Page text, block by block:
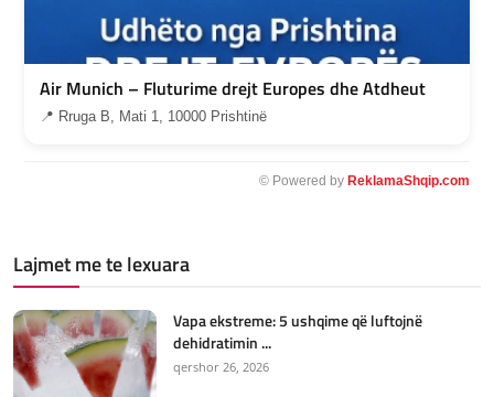
Air Munich – Fluturime drejt Europes dhe Atdheut
📍 Rruga B, Mati 1, 10000 Prishtinë
© Powered by ReklamaShqip.com
Lajmet me te lexuara
Vapa ekstreme: 5 ushqime që luftojnë
dehidratimin ...
qershor 26, 2026